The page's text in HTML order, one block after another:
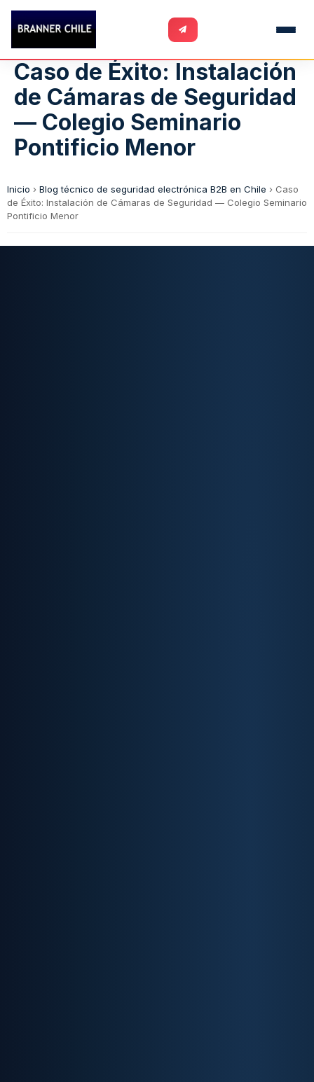
Caso de Éxito: Instalación
de Cámaras de Seguridad
— Colegio Seminario
Pontificio Menor
Inicio › Blog técnico de seguridad electrónica B2B en Chile › Caso
de Éxito: Instalación de Cámaras de Seguridad — Colegio Seminario
Pontificio Menor